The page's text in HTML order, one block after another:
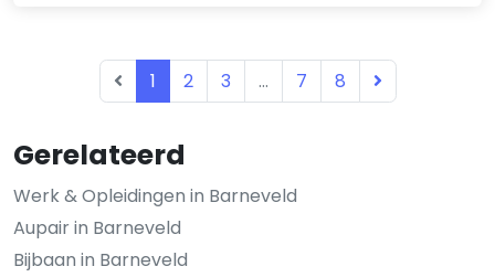
Gerelateerd
Werk & Opleidingen in Barneveld
Aupair in Barneveld
Bijbaan in Barneveld
1 2 3 ... 7 8